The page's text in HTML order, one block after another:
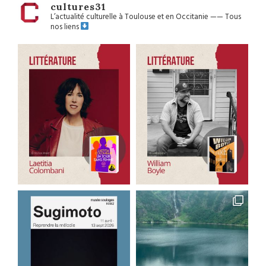
cultures31
L’actualité culturelle à Toulouse et en Occitanie——Tous
nos liens